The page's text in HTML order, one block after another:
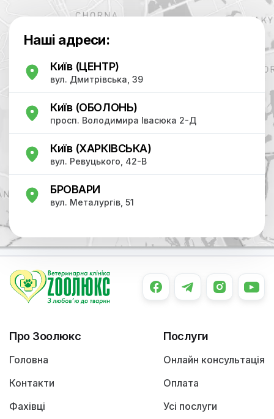
Наші адреси:
Київ (ЦЕНТР)
вул. Дмитрівська, 39
Київ (ОБОЛОНЬ)
просп. Володимира Івасюка 2-Д
Київ (ХАРКІВСЬКА)
вул. Ревуцького, 42-В
БРОВАРИ
вул. Металургів, 51
Про Зоолюкс
Головна
Контакти
Фахівці
Послуги
Онлайн консультація
Оплата
Усі послуги